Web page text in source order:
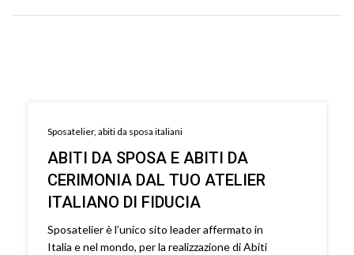
Sposatelier, abiti da sposa italiani
ABITI DA SPOSA E ABITI DA
CERIMONIA DAL TUO ATELIER
ITALIANO DI FIDUCIA
Sposatelier è l’unico sito leader affermato in
Italia e nel mondo, per la realizzazione di Abiti